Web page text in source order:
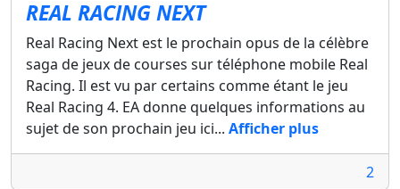
REAL RACING NEXT
Real Racing Next est le prochain opus de la célèbre
saga de jeux de courses sur téléphone mobile Real
Racing. Il est vu par certains comme étant le jeu
Real Racing 4. EA donne quelques informations au
sujet de son prochain jeu ici... Afficher plus
2